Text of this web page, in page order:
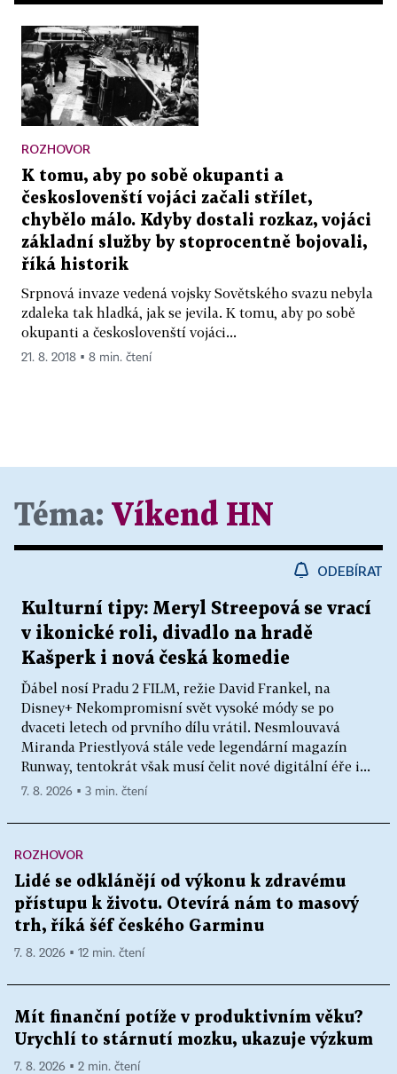
ROZHOVOR
K tomu, aby po sobě okupanti a
českoslovenští vojáci začali střílet,
chybělo málo. Kdyby dostali rozkaz, vojáci
základní služby by stoprocentně bojovali,
říká historik
Srpnová invaze vedená vojsky Sovětského svazu nebyla
zdaleka tak hladká, jak se jevila. K tomu, aby po sobě
okupanti a českoslovenští vojáci...
21. 8. 2018 ▪ 8 min. čtení
Téma: Víkend HN
ODEBÍRAT
Kulturní tipy: Meryl Streepová se vrací
v ikonické roli, divadlo na hradě
Kašperk i nová česká komedie
Ďábel nosí Pradu 2 FILM, režie David Frankel, na
Disney+ Nekompromisní svět vysoké módy se po
dvaceti letech od prvního dílu vrátil. Nesmlouvavá
Miranda Priestlyová stále vede legendární magazín
Runway, tentokrát však musí čelit nové digitální éře i...
7. 8. 2026 ▪ 3 min. čtení
ROZHOVOR
Lidé se odklánějí od výkonu k zdravému
přístupu k životu. Otevírá nám to masový
trh, říká šéf českého Garminu
7. 8. 2026 ▪ 12 min. čtení
Mít finanční potíže v produktivním věku?
Urychlí to stárnutí mozku, ukazuje výzkum
7. 8. 2026 ▪ 2 min. čtení